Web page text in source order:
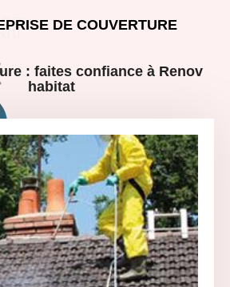
DE COUVERTURE
: faites confiance à Renov
habitat